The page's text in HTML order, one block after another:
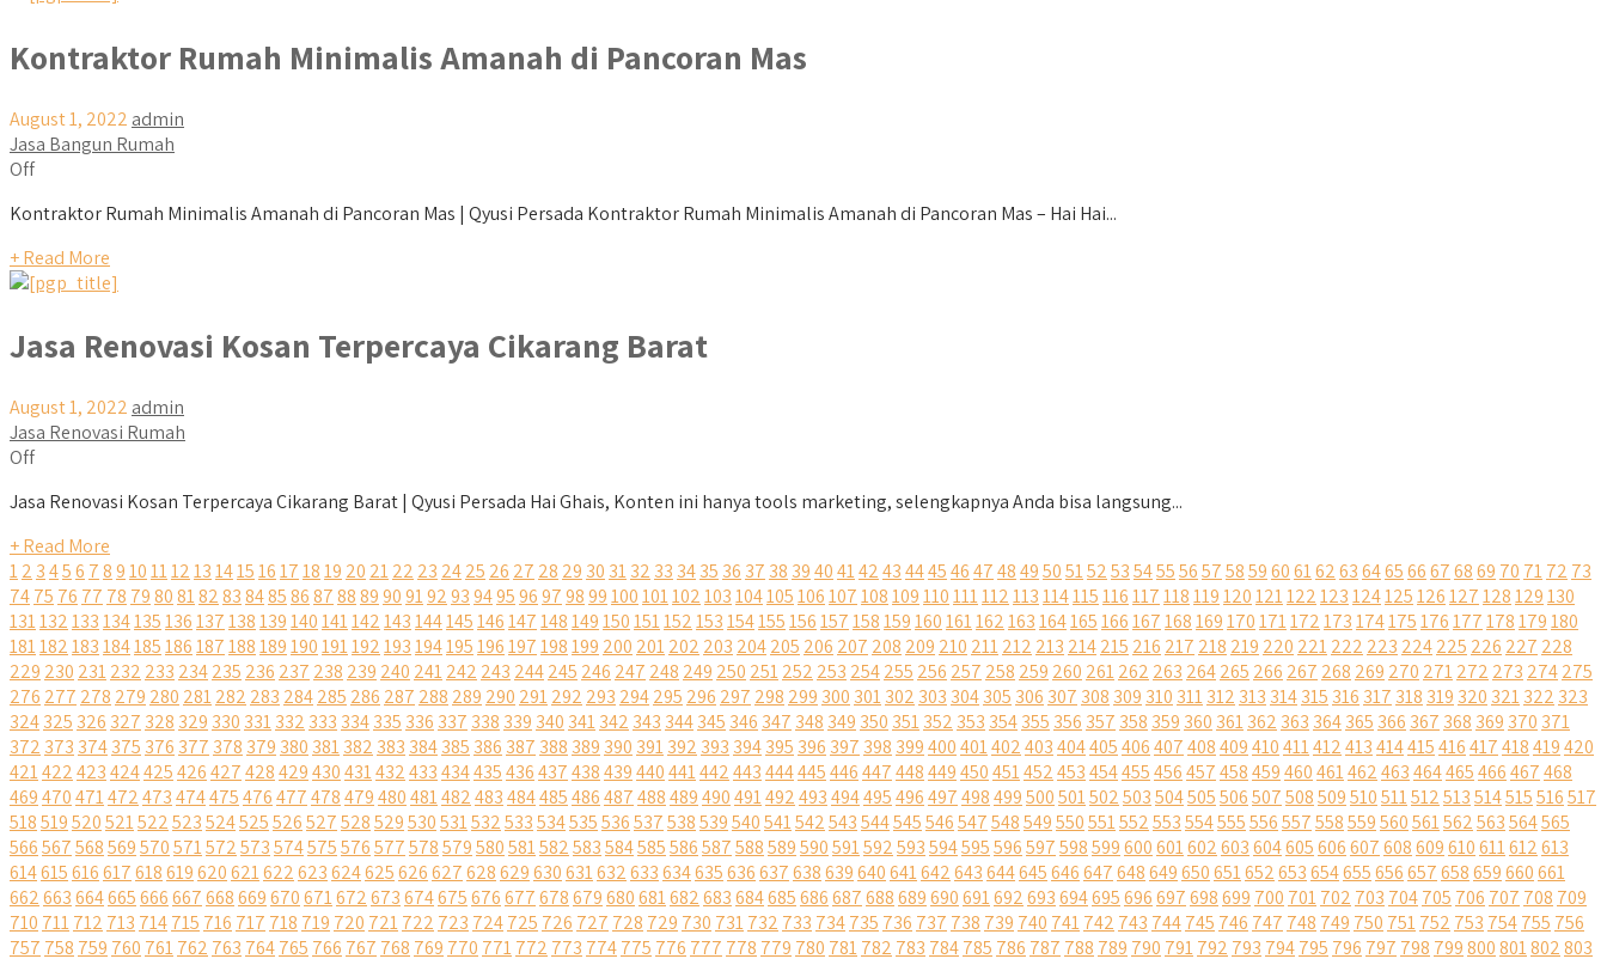
Kontraktor Rumah Minimalis Amanah di Pancoran Mas
August 1, 2022 admin
Jasa Bangun Rumah
Off
Kontraktor Rumah Minimalis Amanah di Pancoran Mas | Qyusi Persada Kontraktor Rumah Minimalis Amanah di Pancoran Mas – Hai Hai...
+ Read More
Jasa Renovasi Kosan Terpercaya Cikarang Barat
August 1, 2022 admin
Jasa Renovasi Rumah
Off
Jasa Renovasi Kosan Terpercaya Cikarang Barat | Qyusi Persada Hai Ghais, Konten ini hanya tools marketing, selengkapnya Anda bisa langsung...
+ Read More
12 3456 78910111213141516171819 20 2122 23 2425 26 27 28 29 30 3132 33 3435 36 37 38 39404142434445464748495051525354555657585960616263646566676869 70 7172 73
7475 76 77 78 798081828384858687888990919293949596979899100101102103104105106107108109110111112113114115116117118119120121122123124125126127128129130
131132133134135136137138139140141142143144145146147148149150151152153154155156157158159160161162163164165166167168169170171172173174175176177178179180
181182183184185186187188189190191192193194195196197198199 200 201202 203 204205 206 207 208 209 210 211212 213 214215 216 217 218 219 220 221222 223 224225 226 227 228
229 230 231232 233 234235 236 237 238 239 240 241242 243 244245 246 247 248 249 250 251252 253 254255 256 257 258 259 260 261262 263 264265 266 267 268 269 270 271272 273 274275
276 277 278 279 280 281282 283 284285 286 287 288 289 290 291292 293 294295 296 297 298 299 300 301302 303 304305 306 307 308 309 310 311312 313 314315 316 317 318 319 320 321322 323
324325 326 327 328 329 330 331332 333 334335 336 337 338 339 340 341342 343 344345 346 347 348 349 350 351352 353 354355 356 357 358 359 360 361362 363 364365 366 367 368 369 370 371
372 373 374375 376 377 378 379 380 381382 383 384385 386 387 388 389 390 391392 393 394395 396 397 398 399400401402403404405406407408409410411412413414415416417418419420
421422423424425426427428429430431432433434435436437438439440441442443444445446447448449450451452453454455456457458459460461462463464465466467468
469470471472473474475476477478479480481482483484485486487488489490491492493494495496497498499500501502503504505506507508509510511512513514515516517
518519520521522523524525526527528529530531532533534535536537538539540541542543544545546547548549550551552553554555556557558559560561562563564565
566567568569570571572573574575576577578579580581582583584585586587588589590591592593594595596597598599600601602603604605606607608609610611612613
614615616617618619620621622623624625626627628629630631632633634635636637638639640641642643644645646647648649650651652653654655656657658659660661
662663664665666667668669670671672673674675676677678679680681682683684685686687688689690691692693694695696697698699 700 701702 703 704705 706 707 708 709
710 711712 713 714715 716 717 718 719 720 721722 723 724725 726 727 728 729 730 731732 733 734735 736 737 738 739 740 741742 743 744745 746 747 748 749 750 751752 753 754755 756
757 758 759 760 761762 763 764765 766 767 768 769 770 771772 773 774775 776 777 778 779 780 781782 783 784785 786 787 788 789 790 791792 793 794795 796 797 798 799800801802803